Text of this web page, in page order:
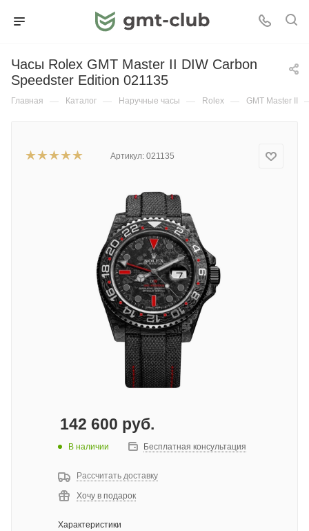
Часы Rolex GMT Master II DIW Carbon
Speedster Edition 021135
Главная — Каталог — Наручные часы — Rolex — GMT Master II
Артикул: 021135
142 600 руб.
В наличии Бесплатная консультация
Рассчитать доставку
Хочу в подарок
Характеристики